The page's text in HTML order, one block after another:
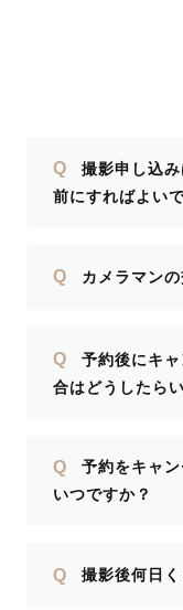
Q
撮影申し込
前にすればよい
Q カメラマン
Q
予約後にキ
合はどうしたら
Q
予約をキャ
いつですか？
Q 撮影後何日